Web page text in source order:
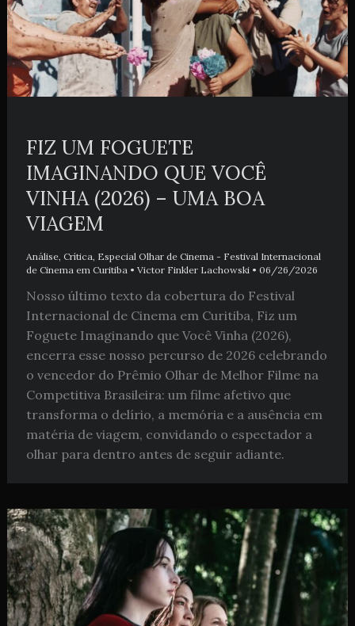
FIZ UM FOGUETE
IMAGINANDO QUE VOCÊ
VINHA (2026) – UMA BOA
VIAGEM
Análise, Crítica, Especial Olhar de Cinema - Festival Internacional
de Cinema em Curitiba• Victor Finkler Lachowski • 06/26/2026
Nosso último texto da cobertura do Festival
Internacional de Cinema em Curitiba, Fiz um
Foguete Imaginando que Você Vinha (2026),
encerra esse nosso percurso de 2026 celebrando
o vencedor do Prêmio Olhar de Melhor Filme na
Competitiva Brasileira: um filme afetivo que
transforma o delírio, a memória e a ausência em
matéria de viagem, convidando o espectador a
olhar para dentro antes de seguir adiante.